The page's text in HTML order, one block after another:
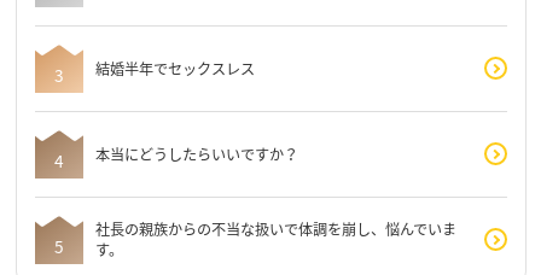
結婚半年でセックスレス
本当にどうしたらいいですか？
社長の親族からの不当な扱いで体調を崩し、悩んでいま
す。